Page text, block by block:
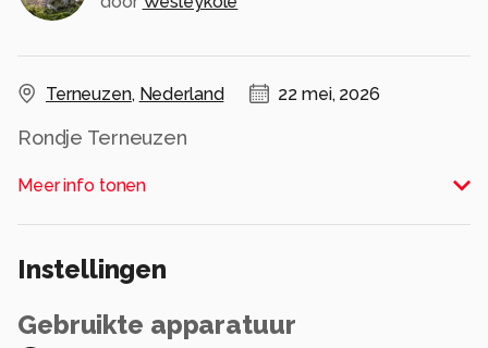
Terneuzen, Nederland 22 mei, 2026
Rondje Terneuzen
Meer info tonen
Instellingen
Gebruikte apparatuur